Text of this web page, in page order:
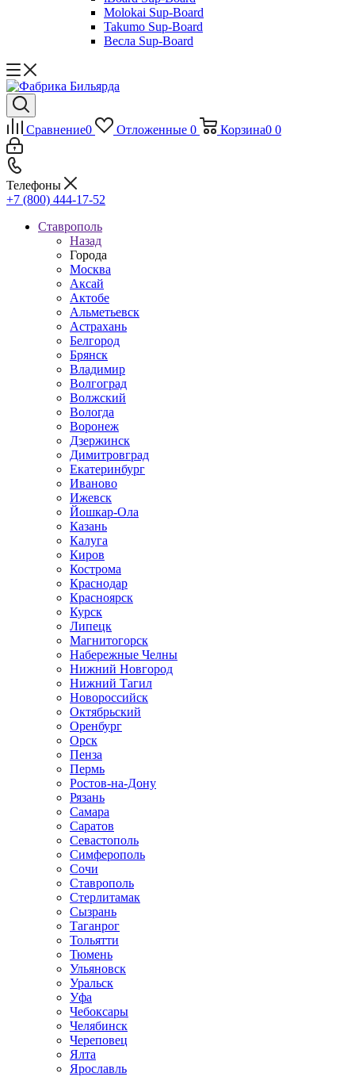
Molokai Sup-Board
Takumo Sup-Board
Весла Sup-Board
Сравнение0 Отложенные 0 Корзина0 0
Телефоны
+7 (800) 444-17-52
Ставрополь
Назад
Города
Москва
Аксай
Актобе
Альметьевск
Астрахань
Белгород
Брянск
Владимир
Волгоград
Волжский
Вологда
Воронеж
Дзержинск
Димитровград
Екатеринбург
Иваново
Ижевск
Йошкар-Ола
Казань
Калуга
Киров
Кострома
Краснодар
Красноярск
Курск
Липецк
Магнитогорск
Набережные Челны
Нижний Новгород
Нижний Тагил
Новороссийск
Октябрьский
Оренбург
Орск
Пенза
Пермь
Ростов-на-Дону
Рязань
Самара
Саратов
Севастополь
Симферополь
Сочи
Ставрополь
Стерлитамак
Сызрань
Таганрог
Тольятти
Тюмень
Ульяновск
Уральск
Уфа
Чебоксары
Челябинск
Череповец
Ялта
Ярославль